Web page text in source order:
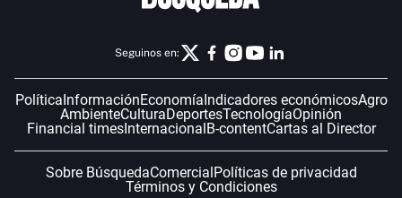
Seguinos en:
Política InformaciónEconomía Indicadores económicosAgro
AmbienteCulturaDeportesTecnologíaOpinión
Financial timesInternacional B-contentCartas al Director
Sobre BúsquedaComercial Políticas de privacidad
Términos y Condiciones